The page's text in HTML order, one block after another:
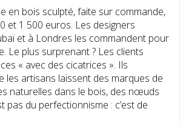
en bois sculpté, faite sur commande,
et 1 500 euros. Les designers
et à Londres les commandent pour
Le plus surprenant ? Les clients
« avec des cicatrices ». Ils
les artisans laissent des marques de
naturelles dans le bois, des nœuds
pas du perfectionnisme : c’est de